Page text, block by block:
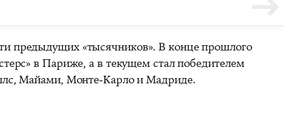
предыдущих «тысячников». В конце прошлого
в Париже, а в текущем стал победителем
Майами, Монте-Карло и Мадриде.